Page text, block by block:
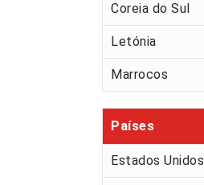
Coreia do Sul
Letónia
Marrocos
Países
Estados Unidos